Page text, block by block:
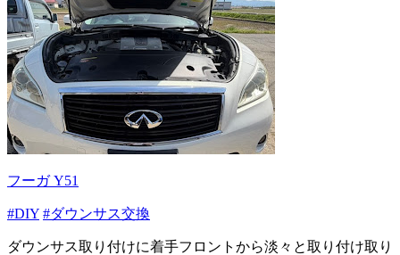
フーガ Y51
#DIY #ダウンサス交換
ダウンサス取り付けに着手フロントから淡々と取り付け取り